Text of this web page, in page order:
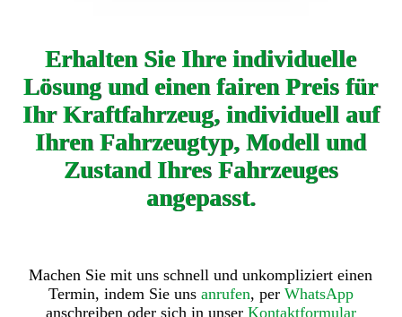
Erhalten Sie Ihre individuelle
Lösung und einen fairen Preis für
Ihr Kraftfahrzeug, individuell auf
Ihren Fahrzeugtyp, Modell und
Zustand Ihres Fahrzeuges
angepasst.
Machen Sie mit uns schnell und unkompliziert einen
Termin, indem Sie uns anrufen, per WhatsApp
anschreiben oder sich in unser Kontaktformular